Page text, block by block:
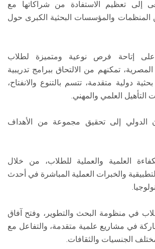
إلى تعظيم الاستفادة من شراكاتها مع
والمؤسسات البحثية الكبرى حول
على إتاحة فرص نوعية ومتميزة لطلاب
تمكنهم من الالتحاق ببرامج تدريبية
دولية متقدمة، تتسم بالتنوع والانفتاح،
التأهيل العلمي والمهني.
الدولي إلى تحقيق مجموعة من الأهداف
العلمية والعملية للطلاب، من خلال
والخبرات العملية المباشرة في أحدث
في منظومة البحث والتطوير، وفتح آفاق
في مشاريع علمية متقدمة، والتفاعل مع
الجنسيات والثقافات.